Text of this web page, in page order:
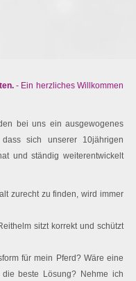
- Ein herzliches Willkommen
bei uns ein ausgewogenes
dass sich unserer 10jährigen
und ständig weiterentwickelt
zurecht zu finden, wird immer
sitzt korrekt und schützt
für mein Pferd? Wäre eine
die beste Lösung? Nehme ich